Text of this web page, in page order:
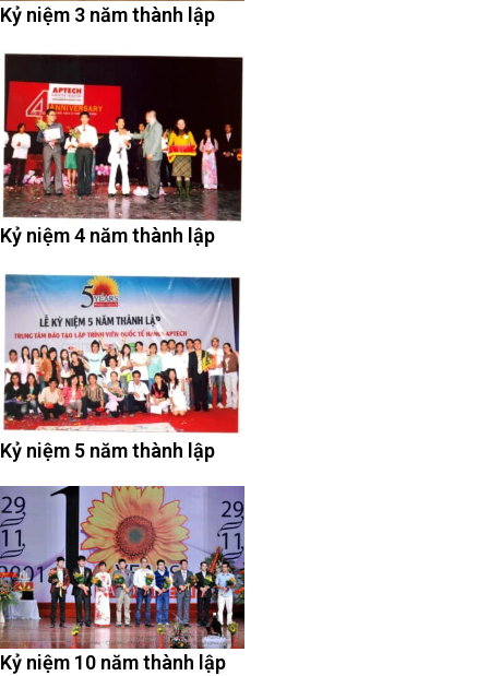
Kỷ niệm 3 năm thành lập
Kỷ niệm 4 năm thành lập
Kỷ niệm 5 năm thành lập
Kỷ niệm 10 năm thành lập